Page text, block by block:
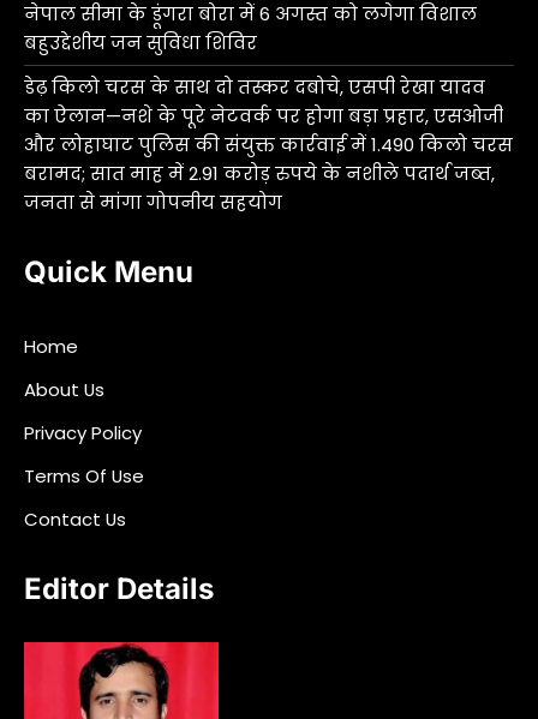
नेपाल सीमा के डूंगरा बोरा में 6 अगस्त को लगेगा विशाल
बहुउद्देशीय जन सुविधा शिविर
डेढ़ किलो चरस के साथ दो तस्कर दबोचे, एसपी रेखा यादव
का ऐलान—नशे के पूरे नेटवर्क पर होगा बड़ा प्रहार, एसओजी
और लोहाघाट पुलिस की संयुक्त कार्रवाई में 1.490 किलो चरस
बरामद; सात माह में 2.91 करोड़ रुपये के नशीले पदार्थ जब्त,
जनता से मांगा गोपनीय सहयोग
Quick Menu
Home
About Us
Privacy Policy
Terms Of Use
Contact Us
Editor Details